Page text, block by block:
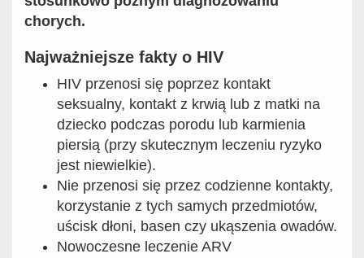
chorych.
Najważniejsze fakty o HIV
HIV przenosi się poprzez kontakt
seksualny, kontakt z krwią lub z matki na
dziecko podczas porodu lub karmienia
piersią (przy skutecznym leczeniu ryzyko
jest niewielkie).
Nie przenosi się przez codzienne kontakty,
korzystanie z tych samych przedmiotów,
uścisk dłoni, basen czy ukąszenia owadów.
Nowoczesne leczenie ARV